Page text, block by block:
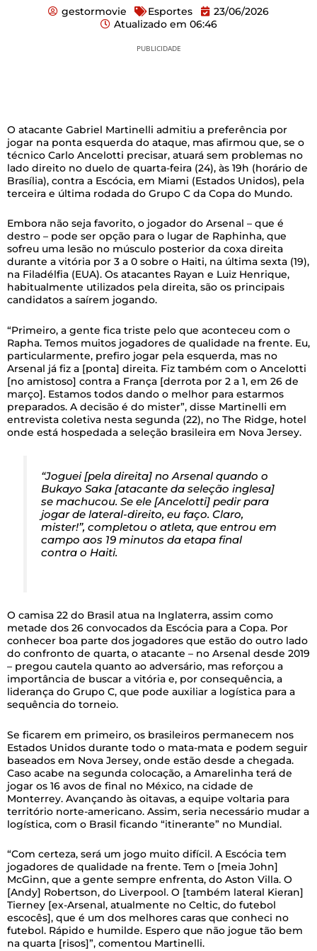
gestormovie Esportes
23/06/2026
Atualizado em 06:46
PUBLICIDADE
O atacante Gabriel Martinelli admitiu a preferência por
jogar na ponta esquerda do ataque, mas afirmou que, se o
técnico Carlo Ancelotti precisar, atuará sem problemas no
lado direito no duelo de quarta-feira (24), às 19h (horário de
Brasília), contra a Escócia, em Miami (Estados Unidos), pela
terceira e última rodada do Grupo C da Copa do Mundo.
Embora não seja favorito, o jogador do Arsenal – que é
destro – pode ser opção para o lugar de Raphinha, que
sofreu uma lesão no músculo posterior da coxa direita
durante a vitória por 3 a 0 sobre o Haiti, na última sexta (19),
na Filadélfia (EUA). Os atacantes Rayan e Luiz Henrique,
habitualmente utilizados pela direita, são os principais
candidatos a saírem jogando.
“Primeiro, a gente fica triste pelo que aconteceu com o
Rapha. Temos muitos jogadores de qualidade na frente. Eu,
particularmente, prefiro jogar pela esquerda, mas no
Arsenal já fiz a [ponta] direita. Fiz também com o Ancelotti
[no amistoso] contra a França [derrota por 2 a 1, em 26 de
março]. Estamos todos dando o melhor para estarmos
preparados. A decisão é do mister”, disse Martinelli em
entrevista coletiva nesta segunda (22), no The Ridge, hotel
onde está hospedada a seleção brasileira em Nova Jersey.
“Joguei [pela direita] no Arsenal quando o
Bukayo Saka [atacante da seleção inglesa]
se machucou. Se ele [Ancelotti] pedir para
jogar de lateral-direito, eu faço. Claro,
mister!”, completou o atleta, que entrou em
campo aos 19 minutos da etapa final
contra o Haiti.
O camisa 22 do Brasil atua na Inglaterra, assim como
metade dos 26 convocados da Escócia para a Copa. Por
conhecer boa parte dos jogadores que estão do outro lado
do confronto de quarta, o atacante – no Arsenal desde 2019
– pregou cautela quanto ao adversário, mas reforçou a
importância de buscar a vitória e, por consequência, a
liderança do Grupo C, que pode auxiliar a logística para a
sequência do torneio.
Se ficarem em primeiro, os brasileiros permanecem nos
Estados Unidos durante todo o mata-mata e podem seguir
baseados em Nova Jersey, onde estão desde a chegada.
Caso acabe na segunda colocação, a Amarelinha terá de
jogar os 16 avos de final no México, na cidade de
Monterrey. Avançando às oitavas, a equipe voltaria para
território norte-americano. Assim, seria necessário mudar a
logística, com o Brasil ficando “itinerante” no Mundial.
“Com certeza, será um jogo muito difícil. A Escócia tem
jogadores de qualidade na frente. Tem o [meia John]
McGinn, que a gente sempre enfrenta, do Aston Villa. O
[Andy] Robertson, do Liverpool. O [também lateral Kieran]
Tierney [ex-Arsenal, atualmente no Celtic, do futebol
escocês], que é um dos melhores caras que conheci no
futebol. Rápido e humilde. Espero que não jogue tão bem
na quarta [risos]”, comentou Martinelli.